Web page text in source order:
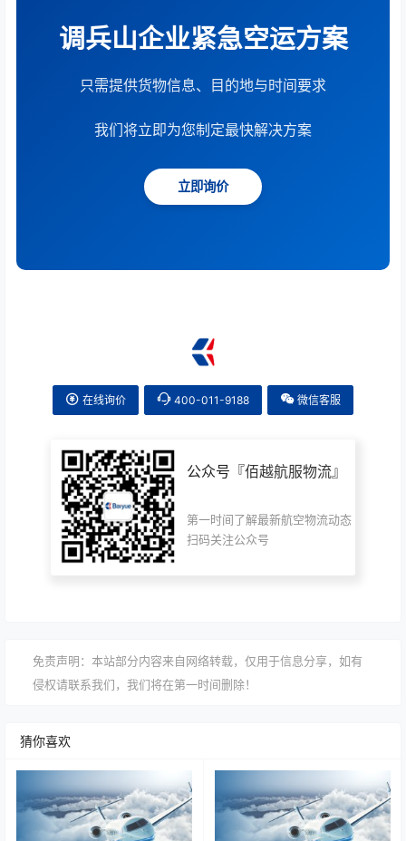
调兵山企业紧急空运方案
只需提供货物信息、目的地与时间要求
我们将立即为您制定最快解决方案
立即询价
在线询价 400-011-9188 微信客服
公众号『佰越航服物流』
第一时间了解最新航空物流动态
扫码关注公众号
免责声明：本站部分内容来自网络转载，仅用于信息分享，如有
侵权请联系我们，我们将在第一时间删除！
猜你喜欢